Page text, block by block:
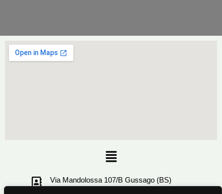
Menu
Via Mandolossa 107/B Gussago (BS)